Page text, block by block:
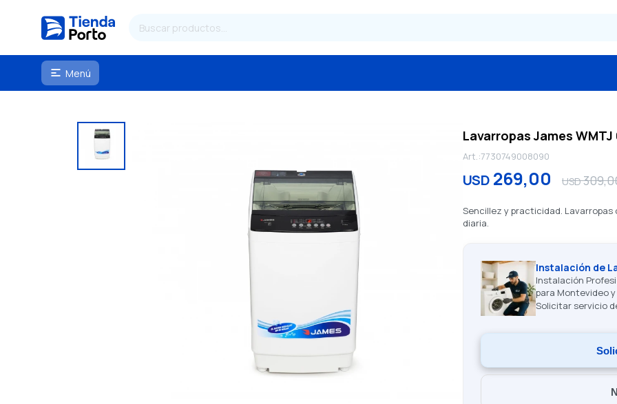
 Menú
Lavarropas James
7730749008090
USD 269,00 USD
Sencillez y practicidad.
diaria.
Instalación de
Instalación
para Montevideo
Solicitar servicio